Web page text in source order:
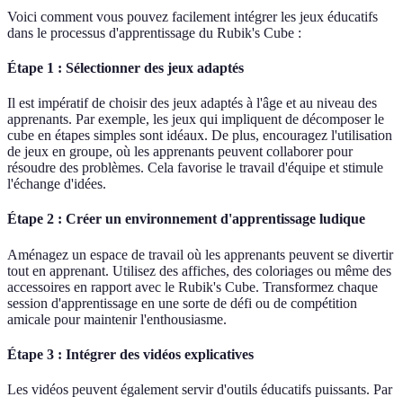
Voici comment vous pouvez facilement intégrer les jeux éducatifs
dans le processus d'apprentissage du Rubik's Cube :
Étape 1 : Sélectionner des jeux adaptés
Il est impératif de choisir des jeux adaptés à l'âge et au niveau des
apprenants. Par exemple, les jeux qui impliquent de décomposer le
cube en étapes simples sont idéaux. De plus, encouragez l'utilisation
de jeux en groupe, où les apprenants peuvent collaborer pour
résoudre des problèmes. Cela favorise le travail d'équipe et stimule
l'échange d'idées.
Étape 2 : Créer un environnement d'apprentissage ludique
Aménagez un espace de travail où les apprenants peuvent se divertir
tout en apprenant. Utilisez des affiches, des coloriages ou même des
accessoires en rapport avec le Rubik's Cube. Transformez chaque
session d'apprentissage en une sorte de défi ou de compétition
amicale pour maintenir l'enthousiasme.
Étape 3 : Intégrer des vidéos explicatives
Les vidéos peuvent également servir d'outils éducatifs puissants. Par